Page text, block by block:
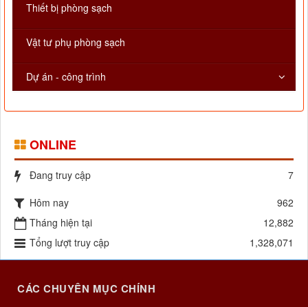
Thiết bị phòng sạch
Vật tư phụ phòng sạch
Dự án - công trình
ONLINE
Đang truy cập
7
Hôm nay
962
Tháng hiện tại
12,882
Tổng lượt truy cập
1,328,071
CÁC CHUYÊN MỤC CHÍNH